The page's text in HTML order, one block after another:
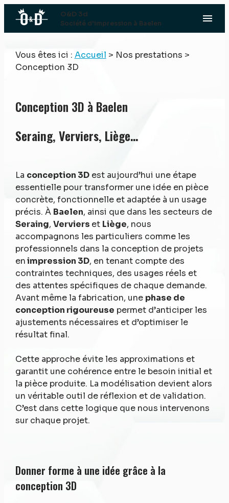
O&D 3d
Société d'impression à Baelen menu
Vous êtes ici : Accueil > Nos prestations >
Conception 3D
Conception 3D à Baelen
Seraing, Verviers, Liège…
La conception 3Dest aujourd’hui une étape
essentielle pour transformer une idée en pièce
concrète, fonctionnelle et adaptée à un usage
précis. À Baelen, ainsi que dans les secteurs de
Seraing, Verviers et Liège, nous
accompagnons les particuliers comme les
professionnels dans la conception de projets
enimpression 3D, en tenant compte des
contraintes techniques, des usages réels et
des attentes spécifiques de chaque demande.
Avant même la fabrication, une phase de
conception rigoureuse permet d’anticiper les
ajustements nécessaires et d’optimiser le
résultat final.
Cette approche évite les approximations et
garantit une cohérence entre le besoin initial et
la pièce produite. La modélisation devient alors
un véritable outil de réflexion et de validation.
C’est dans cette logique que nous intervenons
sur chaque projet.
Donner forme à une idée grâce à la
conception 3D
Panneau de gestion des cookies